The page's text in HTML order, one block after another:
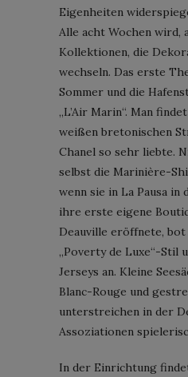
Eigenheiten
Alle acht Wochen wird,
Kollektionen, die
wechseln. Das erste
Sommer und die
„L’Air Marin“. Man
weißen bretonischen
Chanel so sehr liebte.
selbst die Marinière-
wenn sie in La Pausa in
ihre erste eigene
Deauville eröffnete, bot
„Poverty de Luxe“-Stil
Jerseys an. Kleine
Blanc-Rouge und
unterstreichen in der
Assoziationen
In der Einrichtung